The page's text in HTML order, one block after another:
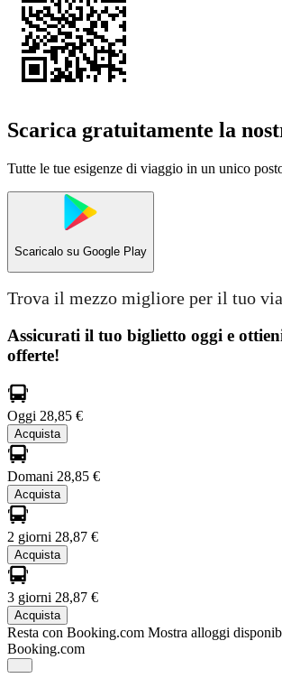
Scarica gratuitamente la
Tutte le tue esigenze di viaggio in un unico
Scaricalo su Google Play
Trova il mezzo migliore per il tuo
Assicurati il ​​tuo biglietto oggi e
offerte!
Oggi 28,85 €
Acquista
Domani 28,85 €
Acquista
2 giorni 28,87 €
Acquista
3 giorni 28,87 €
Acquista
Resta con Booking.com Mostra alloggi
Booking.com